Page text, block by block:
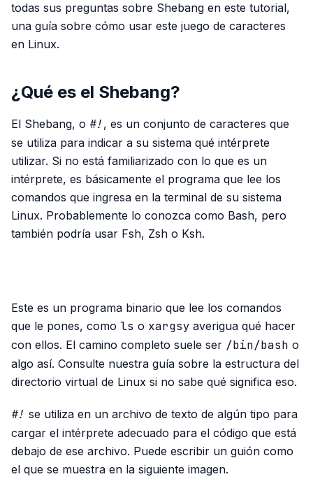
todas sus preguntas sobre Shebang en este tutorial,
una guía sobre cómo usar este juego de caracteres
en Linux.
¿Qué es el Shebang?
El Shebang, o #! , es un conjunto de caracteres que
se utiliza para indicar a su sistema qué intérprete
utilizar. Si no está familiarizado con lo que es un
intérprete, es básicamente el programa que lee los
comandos que ingresa en la terminal de su sistema
Linux. Probablemente lo conozca como Bash, pero
también podría usar Fsh, Zsh o Ksh.
Este es un programa binario que lee los comandos
que le pones, como ls o xargsy averigua qué hacer
con ellos. El camino completo suele ser /bin/bash o
algo así. Consulte nuestra guía sobre la estructura del
directorio virtual de Linux si no sabe qué significa eso.
#! se utiliza en un archivo de texto de algún tipo para
cargar el intérprete adecuado para el código que está
debajo de ese archivo. Puede escribir un guión como
el que se muestra en la siguiente imagen.